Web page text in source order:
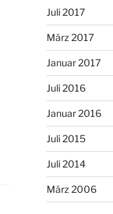
Juli 2017
März 2017
Januar 2017
Juli 2016
Januar 2016
Juli 2015
Juli 2014
März 2006